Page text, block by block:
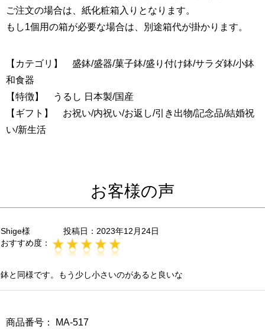
ご注文の場合は、紙化粧箱入りとなります。
もし1個用の箱が必要な場合は、別途箱代が掛かります。
【カテゴリ】 盛鉢/盛器/菓子鉢/盛り付け鉢/サラダ鉢/小鉢
和食器
【特徴】 うるし 日本製/国産
【ギフト】 お祝い/内祝い/お返し/引き出物/記念品/結婚祝
い/新生活
お客様の声
Shige様 投稿日： 2023年12月24日
おすすめ度：
鉢と同様です。もう少し小さいのがあると良いな
商品番号： MA-517